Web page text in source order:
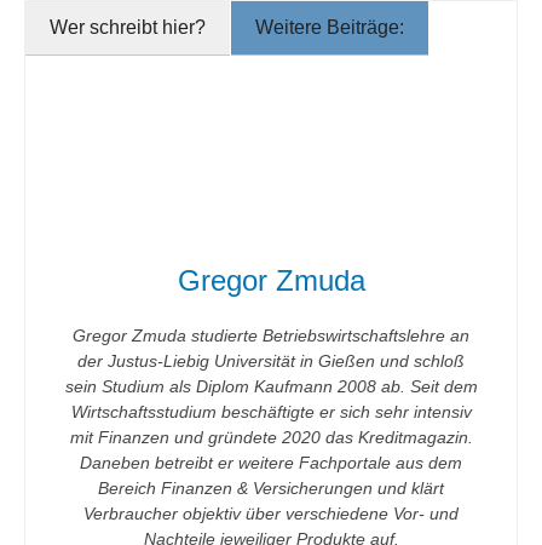
Wer schreibt hier? Weitere Beiträge:
Gregor Zmuda
Gregor Zmuda studierte Betriebswirtschaftslehre an
der Justus-Liebig Universität in Gießen und schloß
sein Studium als Diplom Kaufmann 2008 ab. Seit dem
Wirtschaftsstudium beschäftigte er sich sehr intensiv
mit Finanzen und gründete 2020 das Kreditmagazin.
Daneben betreibt er weitere Fachportale aus dem
Bereich Finanzen & Versicherungen und klärt
Verbraucher objektiv über verschiedene Vor- und
Nachteile jeweiliger Produkte auf.